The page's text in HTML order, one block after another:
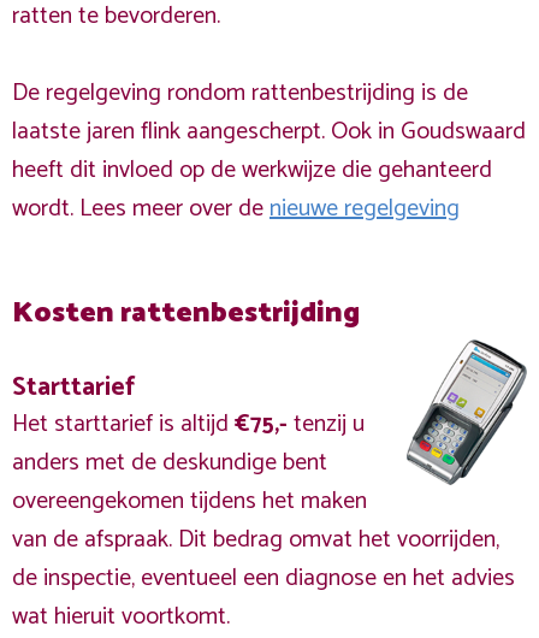
ratten te bevorderen.
De regelgeving rondom rattenbestrijding is de
laatste jaren flink aangescherpt. Ook in Goudswaard
heeft dit invloed op de werkwijze die gehanteerd
wordt. Lees meer over denieuwe regelgeving
Kosten rattenbestrijding
Starttarief
Het starttarief is altijd€75,-tenzij u
anders met de deskundige bent
overeengekomen tijdens het maken
van de afspraak. Dit bedrag omvat het voorrijden,
de inspectie, eventueel een diagnose en het advies
wat hieruit voortkomt.